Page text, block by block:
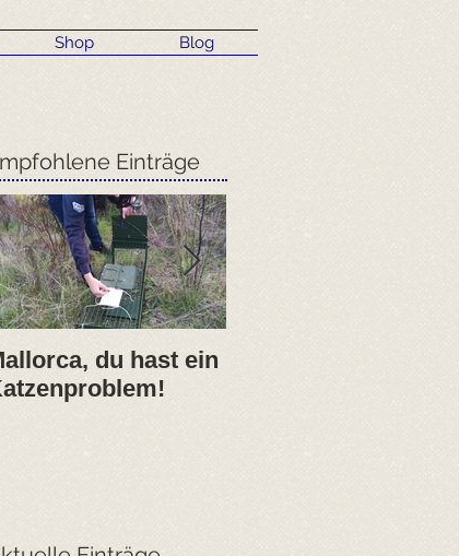
Shop Blog
Einträge
du hast ein